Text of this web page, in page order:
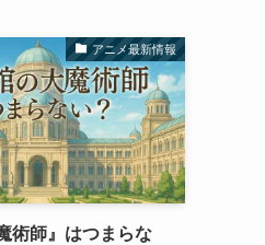
アニメ最新情報
術師』はつまらな